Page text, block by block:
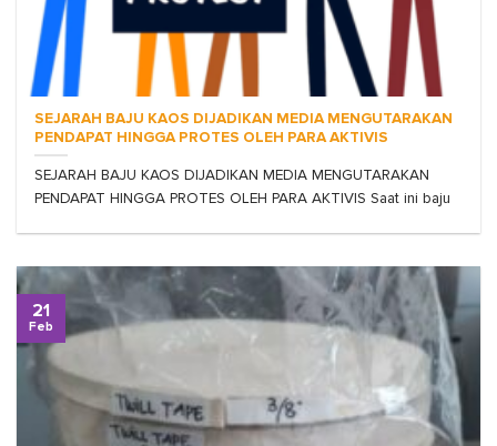
SEJARAH BAJU KAOS DIJADIKAN MEDIA MENGUTARAKAN
PENDAPAT HINGGA PROTES OLEH PARA AKTIVIS
SEJARAH BAJU KAOS DIJADIKAN MEDIA MENGUTARAKAN
PENDAPAT HINGGA PROTES OLEH PARA AKTIVIS Saat ini baju
21
Feb